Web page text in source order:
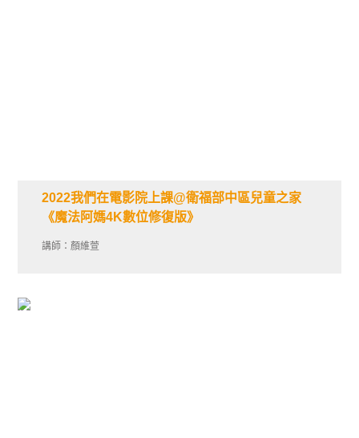
2022我們在電影院上課@衛福部中區兒童之家
《魔法阿媽4K數位修復版》
講師：顏維萱